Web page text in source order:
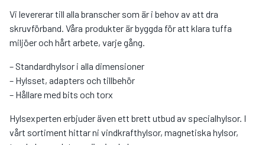
Vi levererar till alla branscher som är i behov av att dra
skruvförband. Våra produkter är byggda för att klara tuffa
miljöer och hårt arbete, varje gång.
– Standardhylsor i alla dimensioner
– Hylsset, adapters och tillbehör
– Hållare med bits och torx
Hylsexperten erbjuder även ett brett utbud av specialhylsor. I
vårt sortiment hittar ni vindkrafthylsor, magnetiska hylsor,